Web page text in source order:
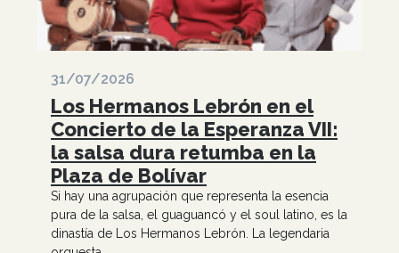
31/07/2026
Los Hermanos Lebrón en el
Concierto de la Esperanza VII:
la salsa dura retumba en la
Plaza de Bolívar
Si hay una agrupación que representa la esencia
pura de la salsa, el guaguancó y el soul latino, es la
dinastía de Los Hermanos Lebrón. La legendaria